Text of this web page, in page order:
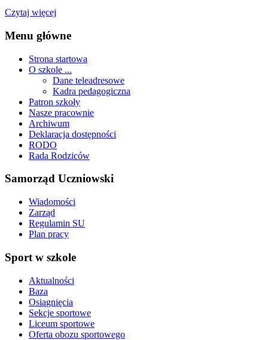
Czytaj więcej
Menu główne
Strona startowa
O szkole ...
Dane teleadresowe
Kadra pedagogiczna
Patron szkoły
Nasze pracownie
Archiwum
Deklaracja dostępności
RODO
Rada Rodziców
Samorząd Uczniowski
Wiadomości
Zarząd
Regulamin SU
Plan pracy
Sport w szkole
Aktualności
Baza
Osiągnięcia
Sekcje sportowe
Liceum sportowe
Oferta obozu sportowego